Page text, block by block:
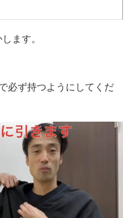
ます。
必ず持つようにしてくだ